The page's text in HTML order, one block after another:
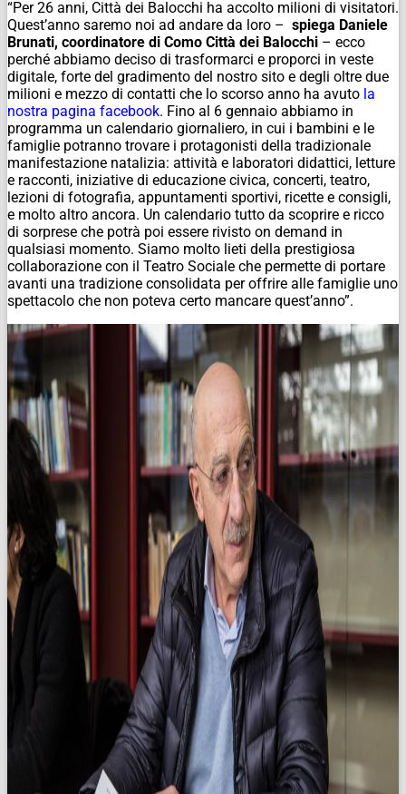
“Per 26 anni, Città dei Balocchi ha accolto milioni di visitatori.
Quest’anno saremo noi ad andare da loro – spiega Daniele
Brunati, coordinatore di Como Città dei Balocchi – ecco
perché abbiamo deciso di trasformarci e proporci in veste
digitale, forte del gradimento del nostro sito e degli oltre due
milioni e mezzo di contatti che lo scorso anno ha avuto la
nostra pagina facebook. Fino al 6 gennaio abbiamo in
programma un calendario giornaliero, in cui i bambini e le
famiglie potranno trovare i protagonisti della tradizionale
manifestazione natalizia: attività e laboratori didattici, letture
e racconti, iniziative di educazione civica, concerti, teatro,
lezioni di fotografia, appuntamenti sportivi, ricette e consigli,
e molto altro ancora. Un calendario tutto da scoprire e ricco
di sorprese che potrà poi essere rivisto on demand in
qualsiasi momento. Siamo molto lieti della prestigiosa
collaborazione con il Teatro Sociale che permette di portare
avanti una tradizione consolidata per offrire alle famiglie uno
spettacolo che non poteva certo mancare quest’anno”.